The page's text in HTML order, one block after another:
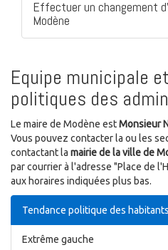
Effectuer un changement
Modène
Equipe municipale
politiques des
Le maire de Modène estMonsieur
Vous pouvez contacter la ou les
contactant la mairie de la ville de
par courrier à l'adresse "Place de
aux horaires indiquées plus bas.
Tendance politique des
Extrême gauche